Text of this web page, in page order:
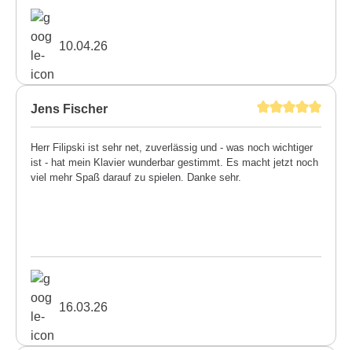
10.04.26
Jens Fischer
Herr Filipski ist sehr net, zuverlässig und - was noch wichtiger
ist - hat mein Klavier wunderbar gestimmt. Es macht jetzt noch
viel mehr Spaß darauf zu spielen. Danke sehr.
16.03.26